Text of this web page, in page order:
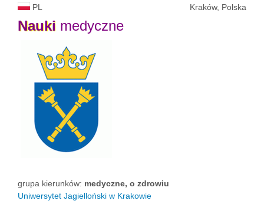
PL Kraków, Polska
Nauki medyczne
grupa kierunków: medyczne, o zdrowiu
Uniwersytet Jagielloński w Krakowie